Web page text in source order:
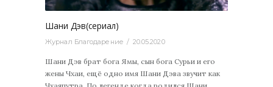
Шани Дэв(сериал)
Журнал Благодарение 20.05.2020
Шани Дэв брат бога Ямы, сын бога Сурьи и его
жены Чхаи, ещё одно имя Шани Дэва звучит как